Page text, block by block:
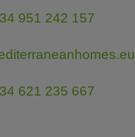
951 242 157
621 235 667